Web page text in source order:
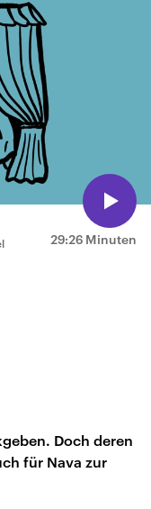
29:26 Minuten
Doch deren
für Nava zur